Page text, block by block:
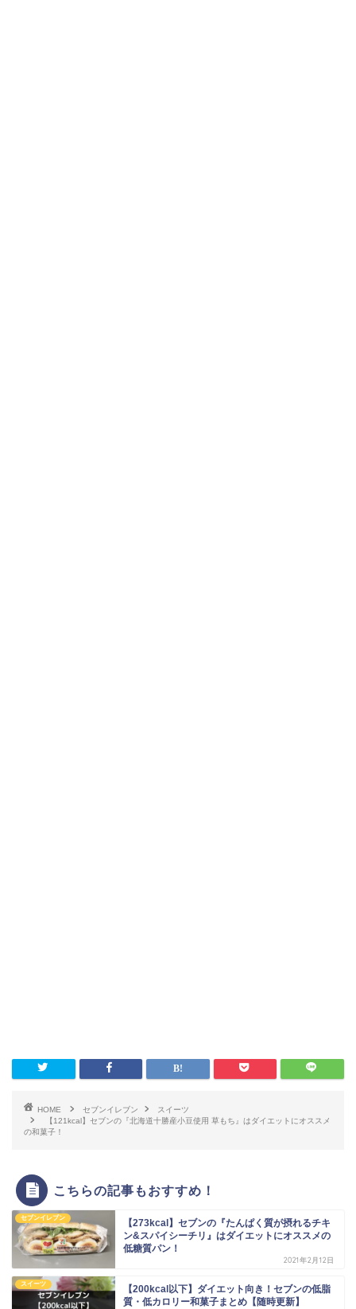
HOME セブンイレブン
スイーツ
【121kcal】セブンの『北海道十勝産小豆使用 草もち』はダイエットにオススメ
の和菓子！
こちらの記事もおすすめ！
セブンイレブン
【273kcal】セブンの『たんぱく質が摂れるチキ
ン&スパイシーチリ』はダイエットにオススメの
低糖質パン！
2021年2月12日
スイーツ
【200kcal以下】ダイエット向き！セブンの低脂
質・低カロリー和菓子まとめ【随時更新】